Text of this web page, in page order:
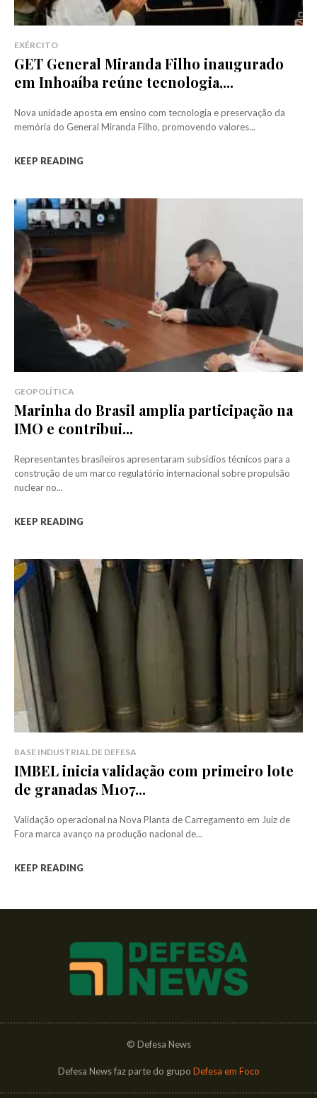
EXÉRCITO
GET General Miranda Filho inaugurado
em Inhoaíba reúne tecnologia,...
Nova unidade aposta em ensino com tecnologia e preservação da
memória do General Miranda Filho, promovendo valores...
KEEP READING
GEOPOLÍTICA
Marinha do Brasil amplia participação na
IMO e contribui...
Representantes brasileiros apresentaram subsídios técnicos para a
construção de um marco regulatório internacional sobre propulsão
nuclear no...
KEEP READING
BASE INDUSTRIAL DE DEFESA
IMBEL inicia validação com primeiro lote
de granadas M107...
Validação operacional na Nova Planta de Carregamento em Juiz de
Fora marca avanço na produção nacional de...
KEEP READING
© Defesa News
Defesa News faz parte do grupo Defesa em Foco